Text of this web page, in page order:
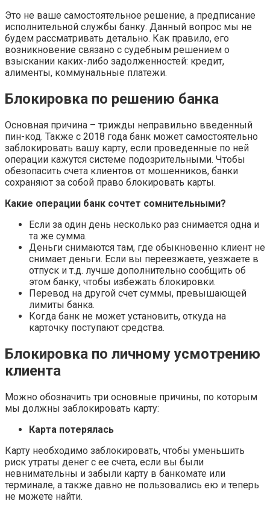
Это не ваше самостоятельное решение, а предписание
исполнительной службы банку. Данный вопрос мы не
будем рассматривать детально. Как правило, его
возникновение связано с судебным решением о
взыскании каких-либо задолженностей: кредит,
алименты, коммунальные платежи.
Блокировка по решению банка
Основная причина – трижды неправильно введенный
пин-код. Также с 2018 года банк может самостоятельно
заблокировать вашу карту, если проведенные по ней
операции кажутся системе подозрительными. Чтобы
обезопасить счета клиентов от мошенников, банки
сохраняют за собой право блокировать карты.
Какие операции банк сочтет сомнительными?
Если за один день несколько раз снимается одна и
та же сумма.
Деньги снимаются там, где обыкновенно клиент не
снимает деньги. Если вы переезжаете, уезжаете в
отпуск и т.д. лучше дополнительно сообщить об
этом банку, чтобы избежать блокировки.
Перевод на другой счет суммы, превышающей
лимиты банка.
Когда банк не может установить, откуда на
карточку поступают средства.
Блокировка по личному усмотрению
клиента
Можно обозначить три основные причины, по которым
мы должны заблокировать карту:
Карта потерялась
Карту необходимо заблокировать, чтобы уменьшить
риск утраты денег с ее счета, если вы были
невнимательны и забыли карту в банкомате или
терминале, а также давно не пользовались ею и теперь
не можете найти.